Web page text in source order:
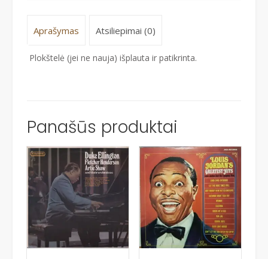
Aprašymas Atsiliepimai (0)
Plokštelė (jei ne nauja) išplauta ir patikrinta.
Panašūs produktai